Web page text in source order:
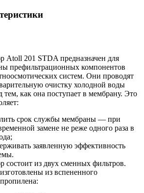
Atoll 201 STDA предназначен для
префильтрационных компонентов
систем. Они проводят
очистку холодной воды
тем, как она поступает в мембрану. Это
срок службы мембраны — при
замене не реже одного раза в
заявленную эффективность
состоит из двух сменных фильтров.
из вспененного